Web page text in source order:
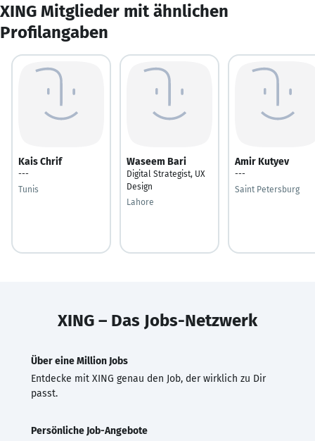
XING Mitglieder mit ähnlichen
Profilangaben
Kais Chrif
---
Tunis
Waseem Bari
Digital Strategist, UX
Design
Lahore
Amir Kutyev
---
Saint Petersburg
XING – Das Jobs-Netzwerk
Über eine Million Jobs
Entdecke mit XING genau den Job, der wirklich zu Dir
passt.
Persönliche Job-Angebote